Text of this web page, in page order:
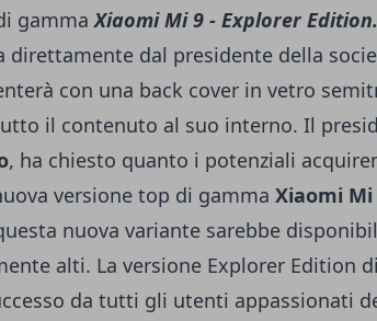
gamma Xiaomi Mi 9 - Explorer Edition.
direttamente dal presidente della
con una back cover in vetro
il contenuto al suo interno. Il
, ha chiesto quanto i potenziali
versione top di gamma Xiaomi Mi
nuova variante sarebbe
alti. La versione Explorer Edition
da tutti gli utenti appassionati